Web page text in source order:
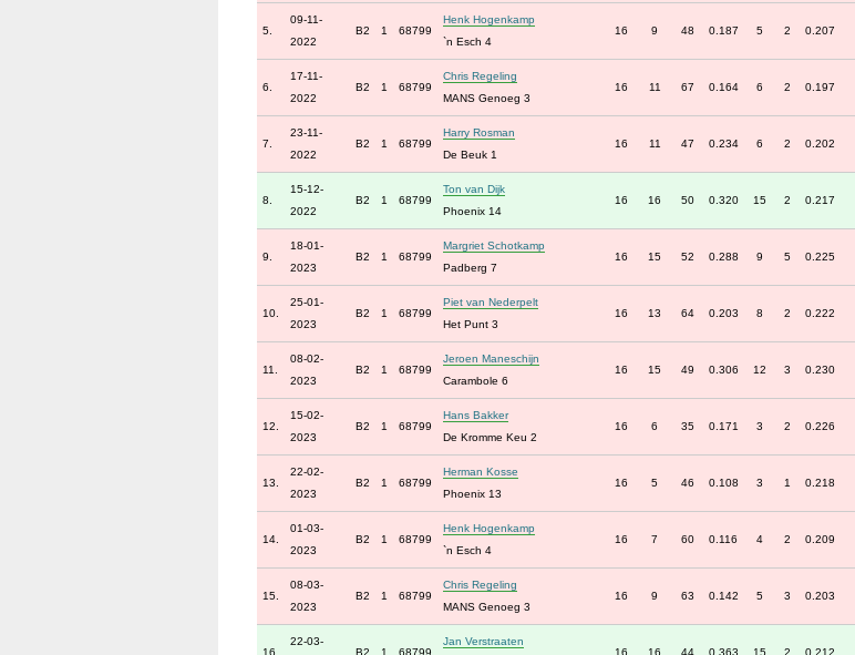
5.
09-11-
2022
B2 1 68799
Henk Hogenkamp
`n Esch 4
16 9 48 0.187 5 2 0.207
6.
17-11-
2022
B2 1 68799
Chris Regeling
MANS Genoeg 3
16 11 67 0.164 6 2 0.197
7.
23-11-
2022
B2 1 68799
Harry Rosman
De Beuk 1
16 11 47 0.234 6 2 0.202
8.
15-12-
2022
B2 1 68799
Ton van Dijk
Phoenix 14
16 16 50 0.320 15 2 0.217
9.
18-01-
2023
B2 1 68799
Margriet Schotkamp
Padberg 7
16 15 52 0.288 9 5 0.225
10.
25-01-
2023
B2 1 68799
Piet van Nederpelt
Het Punt 3
16 13 64 0.203 8 2 0.222
11.
08-02-
2023
B2 1 68799
Jeroen Maneschijn
Carambole 6
16 15 49 0.306 12 3 0.230
12.
15-02-
2023
B2 1 68799
Hans Bakker
De Kromme Keu 2
16 6 35 0.171 3 2 0.226
13.
22-02-
2023
B2 1 68799
Herman Kosse
Phoenix 13
16 5 46 0.108 3 1 0.218
14.
01-03-
2023
B2 1 68799
Henk Hogenkamp
`n Esch 4
16 7 60 0.116 4 2 0.209
15.
08-03-
2023
B2 1 68799
Chris Regeling
MANS Genoeg 3
16 9 63 0.142 5 3 0.203
16.
22-03-
B2
1 68799
Jan Verstraaten
16
16 44 0.363 15 2 0.212